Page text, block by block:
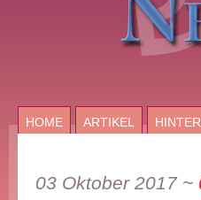
HOME ARTIKEL
03 Oktober 2017~